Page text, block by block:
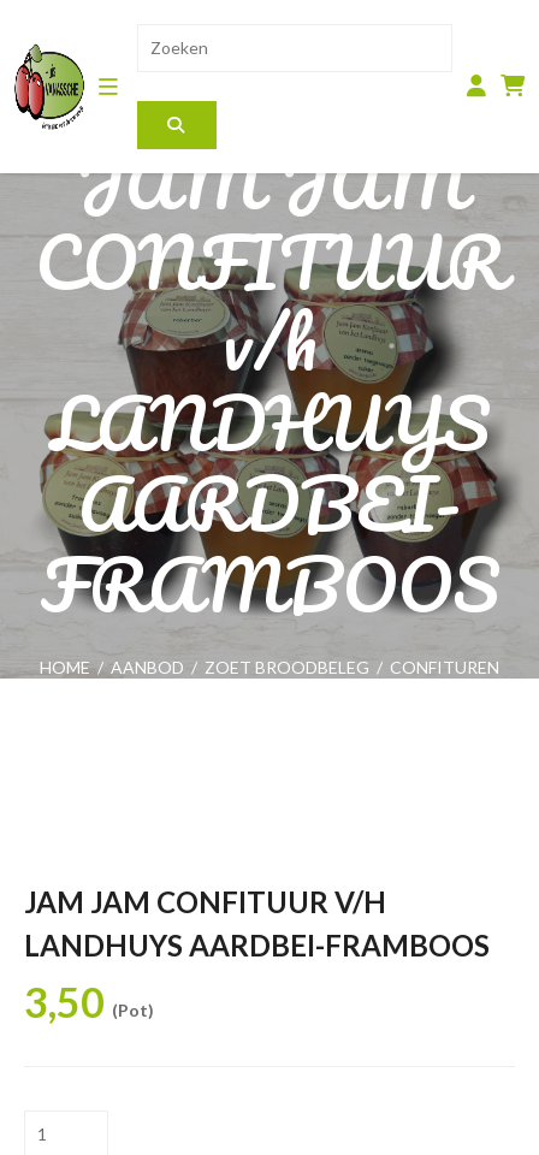
JAM JAM
CONFITUUR
v/h
LANDHUYS
AARDBEI-
FRAMBOOS
HOME / AANBOD / ZOET BROODBELEG / CONFITUREN
JAM JAM CONFITUUR V/H
LANDHUYS AARDBEI-FRAMBOOS
3,50 (Pot)